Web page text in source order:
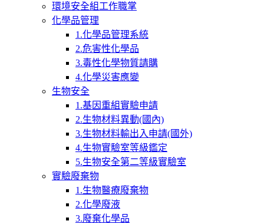
環境安全組工作職掌
化學品管理
1.化學品管理系統
2.危害性化學品
3.毒性化學物質請購
4.化學災害應變
生物安全
1.基因重組實驗申請
2.生物材料異動(國內)
3.生物材料輸出入申請(國外)
4.生物實驗室等級鑑定
5.生物安全第二等級實驗室
實驗廢棄物
1.生物醫療廢棄物
2.化學廢液
3.廢棄化學品